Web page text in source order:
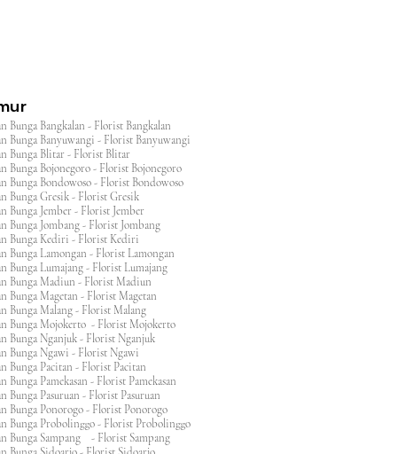
Bunga Bangkalan - Florist Bangkalan
Bunga Banyuwangi - Florist Banyuwangi
Bunga Blitar - Florist Blitar
Bunga Bojonegoro - Florist Bojonegoro
Bunga Bondowoso - Florist Bondowoso
Bunga Gresik - Florist Gresik
Bunga Jember - Florist Jember
Bunga Jombang - Florist Jombang
Bunga Kediri - Florist Kediri
Bunga Lamongan - Florist Lamongan
Bunga Lumajang - Florist Lumajang
Bunga Madiun - Florist Madiun
Bunga Magetan - Florist Magetan
Bunga Malang - Florist Malang
Bunga Mojokerto - Florist Mojokerto
Bunga Nganjuk - Florist Nganjuk
Bunga Ngawi - Florist Ngawi
Bunga Pacitan - Florist Pacitan
Bunga Pamekasan - Florist Pamekasan
Bunga Pasuruan - Florist Pasuruan
Bunga Ponorogo - Florist Ponorogo
Bunga Probolinggo - Florist Probolinggo
Bunga Sampang - Florist Sampang